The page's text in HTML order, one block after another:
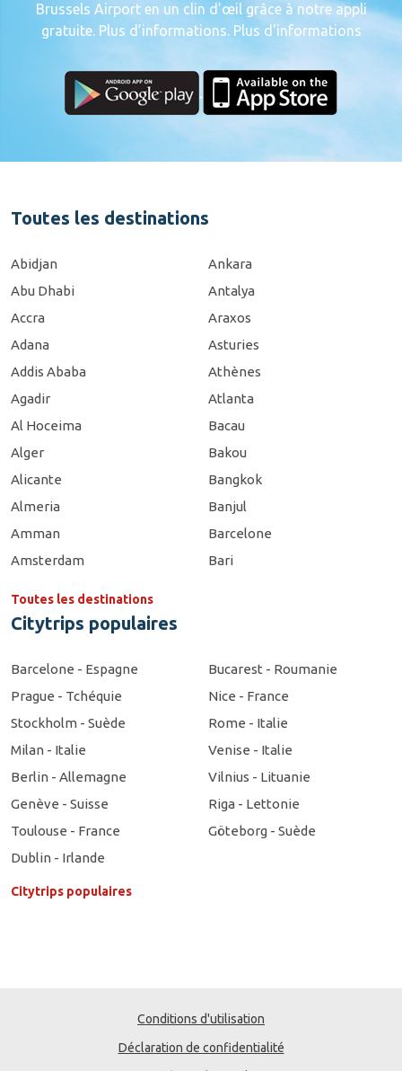
Brussels Airport en un clin d’œil grâce à notre appli
gratuite. Plus d’informations. Plus d'informations
Toutes les destinations
Abidjan
Abu Dhabi
Accra
Adana
Addis Ababa
Agadir
Al Hoceima
Alger
Alicante
Almeria
Amman
Amsterdam
Ankara
Antalya
Araxos
Asturies
Athènes
Atlanta
Bacau
Bakou
Bangkok
Banjul
Barcelone
Bari
Toutes les destinations
Citytrips populaires
Barcelone - Espagne
Prague - Tchéquie
Stockholm - Suède
Milan - Italie
Berlin - Allemagne
Genève - Suisse
Toulouse - France
Dublin - Irlande
Bucarest - Roumanie
Nice - France
Rome - Italie
Venise - Italie
Vilnius - Lituanie
Riga - Lettonie
Göteborg - Suède
Citytrips populaires